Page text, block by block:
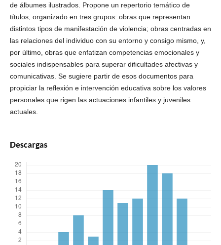
de álbumes ilustrados. Propone un repertorio temático de
títulos, organizado en tres grupos: obras que representan
distintos tipos de manifestación de violencia; obras centradas en
las relaciones del individuo con su entorno y consigo mismo, y,
por último, obras que enfatizan competencias emocionales y
sociales indispensables para superar dificultades afectivas y
comunicativas. Se sugiere partir de esos documentos para
propiciar la reflexión e intervención educativa sobre los valores
personales que rigen las actuaciones infantiles y juveniles
actuales.
Descargas